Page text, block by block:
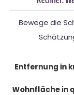
Bewege die
Entfernung in
Wohnfläche in